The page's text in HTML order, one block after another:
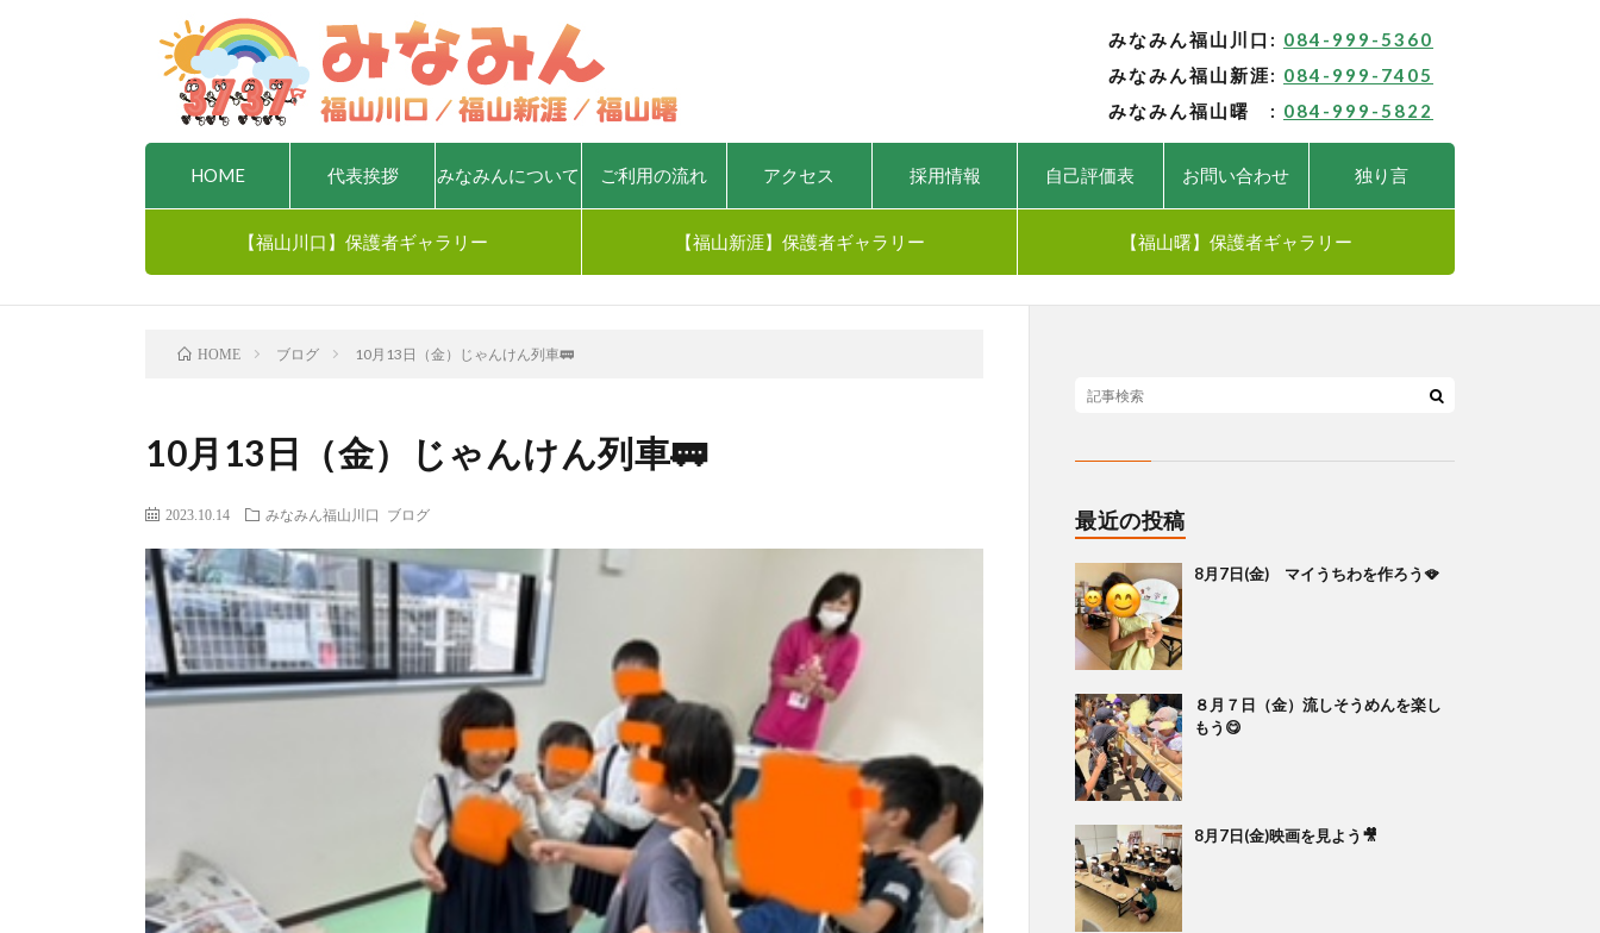
みなみん福山川口: 084-999-5360
みなみん福山新涯: 084-999-7405
みなみん福山曙 : 084-999-5822
HOME 代表挨拶 みなみんについて ご利用の流れ アクセス 採用情報 自己評価表 お問い合わせ 独り言
【福山川口】保護者ギャラリー 【福山新涯】保護者ギャラリー 【福山曙】保護者ギャラリー
HOME ブログ 10月13日（金）じゃんけん列車🚃
10月13日（金）じゃんけん列車🚃
2023.10.14 みなみん福山川口 ブログ 最近の投稿
8月7日(金) マイうちわを作ろう🪭
８月７日（金）流しそうめんを楽し
もう😋
8月7日(金)映画を見よう🎥